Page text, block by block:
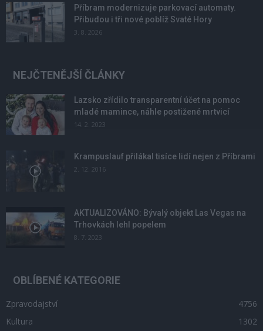
Příbram modernizuje parkovací automaty.
Přibudou i tři nové poblíž Svaté Hory
3. 8. 2026
NEJČTENĚJŠÍ ČLÁNKY
Lazsko zřídilo transparentní účet na pomoc
mladé mamince, náhle postižené mrtvicí
14. 2. 2023
Krampuslauf přilákal tisíce lidí nejen z Příbrami
2. 12. 2016
AKTUALIZOVÁNO: Bývalý objekt Las Vegas na
Trhovkách lehl popelem
8. 7. 2023
OBLÍBENÉ KATEGORIE
Zpravodajství
4756
Kultura
1302